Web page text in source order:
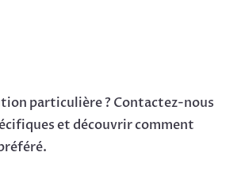
particulière ? Contactez-nous
et découvrir comment